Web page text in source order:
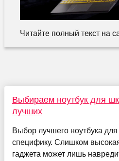
Читайте полный текст на
Выбираем ноутбук для
лучших
Выбор лучшего ноутбука
специфику. Слишком
гаджета может лишь